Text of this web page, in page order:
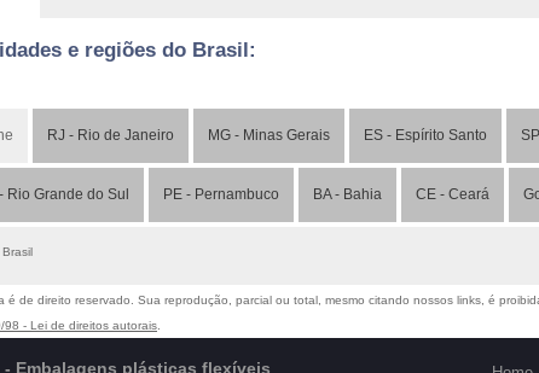
e regiões do Brasil:
RJ - Rio de Janeiro MG - Minas Gerais ES - Espírito Santo
Rio Grande do Sul PE - Pernambuco BA - Bahia CE - Ceará
é de direito reservado. Sua reprodução, parcial ou total, mesmo citando nossos links, é
98 - Lei de direitos autorais
- Embalagens plásticas flexíveis